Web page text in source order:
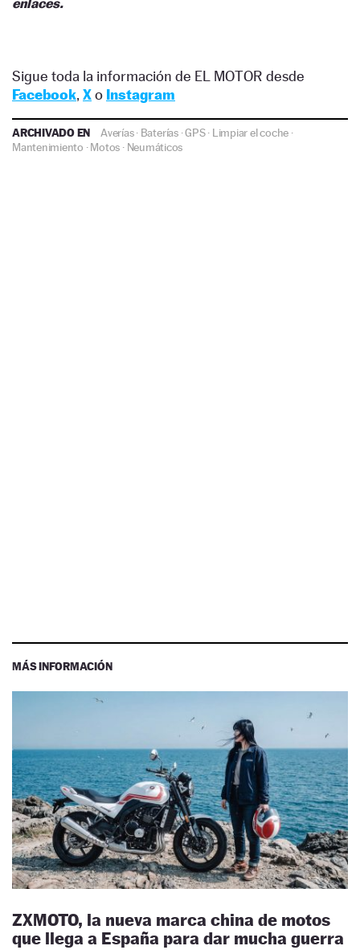
enlaces.
Sigue toda la información de EL MOTOR desde
Facebook, Xo Instagram
ARCHIVADO EN Averías· Baterías·GPS· Limpiar el coche ·
Mantenimiento ·Motos · Neumáticos
MÁS INFORMACIÓN
ZXMOTO, la nueva marca china de motos
que llega a España para dar mucha guerra